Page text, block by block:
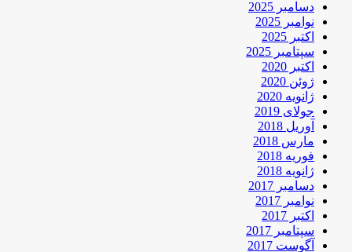
دسامبر 2025
نوامبر 2025
اکتبر 2025
سپتامبر 2025
اکتبر 2020
ژوئن 2020
ژانویه 2020
جولای 2019
آوریل 2018
مارس 2018
فوریه 2018
ژانویه 2018
دسامبر 2017
نوامبر 2017
اکتبر 2017
سپتامبر 2017
آگوست 2017